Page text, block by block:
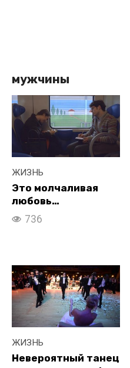
мужчины
ЖИЗНЬ
Это молчаливая
любовь…
736
ЖИЗНЬ
Невероятный танец